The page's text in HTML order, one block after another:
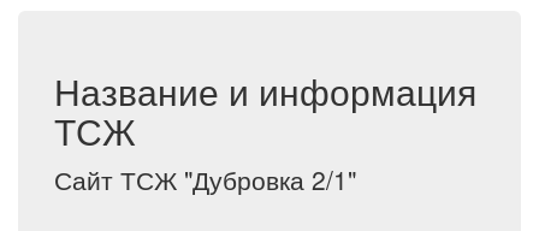
Название и информация
ТСЖ
Сайт ТСЖ "Дубровка 2/1"